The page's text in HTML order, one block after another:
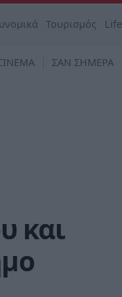
Τουρισμός Life
ΣΑΝ ΣΗΜΕΡΑ
και